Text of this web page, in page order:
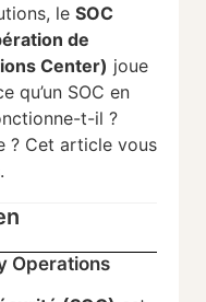
le SOC
de
Center) joue
qu’un SOC en
t-il ?
? Cet article vous
Operations